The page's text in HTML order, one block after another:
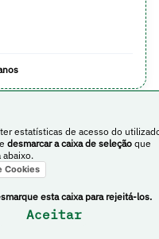
estatísticas de acesso do
desmarcar a caixa de seleção que
abaixo.
Cookies
esta caixa para rejeitá-los.
Aceitar